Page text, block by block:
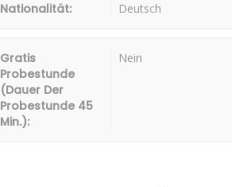
Nationalität: Deutsch
Gratis
Probestunde
(Dauer Der
Probestunde 45
Min.):
Nein